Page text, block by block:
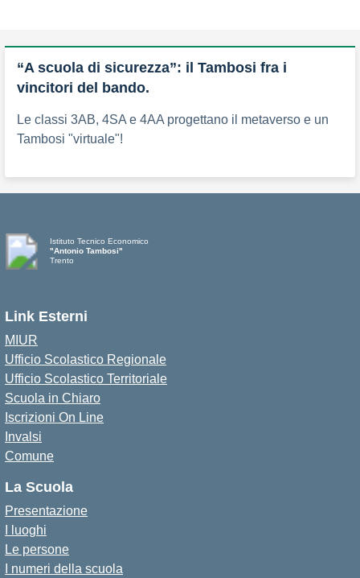
“A scuola di sicurezza”: il Tambosi fra i
vincitori del bando.
Le classi 3AB, 4SA e 4AA progettano il metaverso e un
Tambosi "virtuale"!
Istituto Tecnico Economico
"Antonio Tambosi"
Trento
Link Esterni
MIUR
Ufficio Scolastico Regionale
Ufficio Scolastico Territoriale
Scuola in Chiaro
Iscrizioni On Line
Invalsi
Comune
La Scuola
Presentazione
I luoghi
Le persone
I numeri della scuola